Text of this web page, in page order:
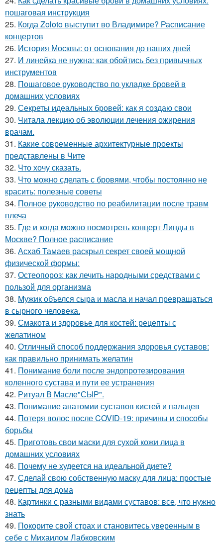
пошаговая инструкция
25. Когда Zoloto выступит во Владимире? Расписание
концертов
26. История Москвы: от основания до наших дней
27. И линейка не нужна: как обойтись без привычных
инструментов
28. Пошаговое руководство по укладке бровей в
домашних условиях
29. Секреты идеальных бровей: как я создаю свои
30. Читала лекцию об эволюции лечения ожирения
врачам.
31. Какие современные архитектурные проекты
представлены в Чите
32. Что хочу сказать.
33. Что можно сделать с бровями, чтобы постоянно не
красить: полезные советы
34. Полное руководство по реабилитации после травм
плеча
35. Где и когда можно посмотреть концерт Линды в
Москве? Полное расписание
36. Асхаб Тамаев раскрыл секрет своей мощной
физической формы:
37. Остеопороз: как лечить народными средствами с
пользой для организма
38. Мужик объелся сыра и масла и начал превращаться
в сырного человека.
39. Смакота и здоровье для костей: рецепты с
желатином
40. Отличный способ поддержания здоровья суставов:
как правильно принимать желатин
41. Понимание боли после эндопротезирования
коленного сустава и пути ее устранения
42. Ритуал В Масле"СЫР".
43. Понимание анатомии суставов кистей и пальцев
44. Потеря волос после COVID-19: причины и способы
борьбы
45. Приготовь свои маски для сухой кожи лица в
домашних условиях
46. Почему не худеется на идеальной диете?
47. Сделай свою собственную маску для лица: простые
рецепты для дома
48. Картинки с разными видами суставов: все, что нужно
знать
49. Покорите свой страх и становитесь уверенным в
себе с Михаилом Лабковским